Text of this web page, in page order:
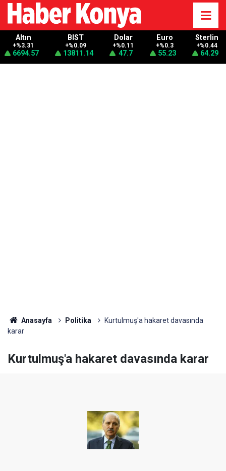
Altın
+%3.31
6694.57
BIST
+%0.09
13811.14
Dolar
+%0.11
47.7
Euro
+%0.3
55.23
Sterlin
+%0.44
64.29
Anasayfa Politika
Kurtulmuş'a hakaret davasında
karar
Kurtulmuş'a hakaret davasında karar